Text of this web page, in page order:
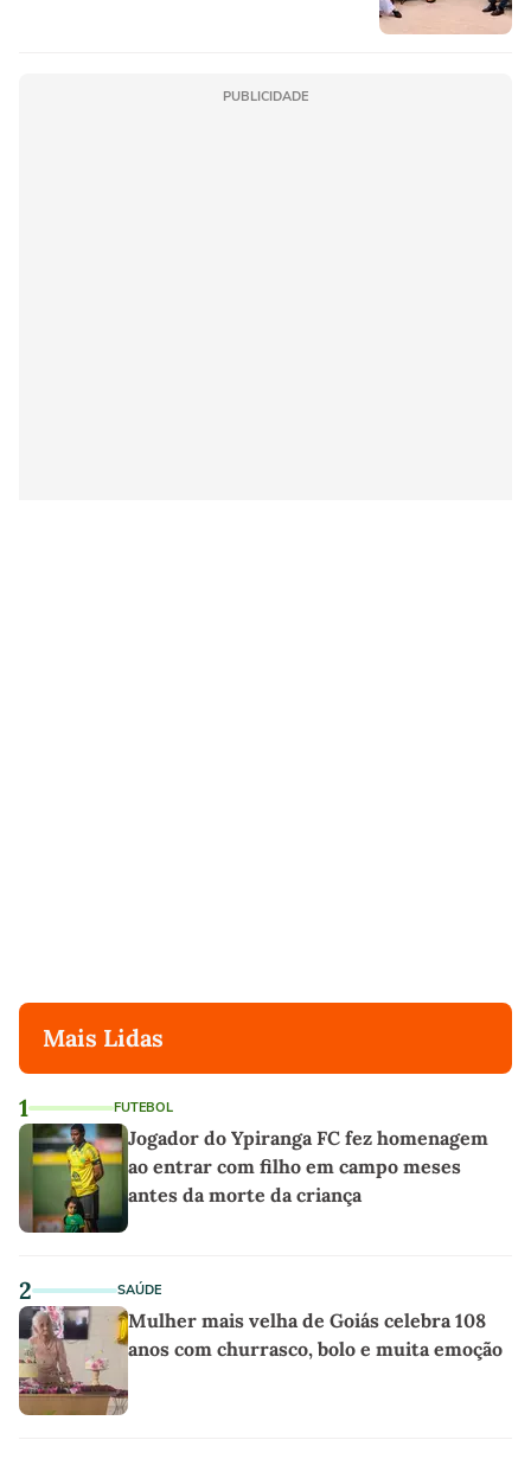
PUBLICIDADE
Mais Lidas
1 FUTEBOL
Jogador do Ypiranga FC fez homenagem
ao entrar com filho em campo meses
antes da morte da criança
2 SAÚDE
Mulher mais velha de Goiás celebra 108
anos com churrasco, bolo e muita emoção